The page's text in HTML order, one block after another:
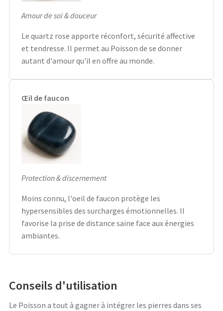
Amour de soi & douceur
Le quartz rose apporte réconfort, sécurité affective
et tendresse. Il permet au Poisson de se donner
autant d'amour qu'il en offre au monde.
Œil de faucon
Protection & discernement
Moins connu, l'oeil de faucon protège les
hypersensibles des surcharges émotionnelles. Il
favorise la prise de distance saine face aux énergies
ambiantes.
Conseils d'utilisation
Le Poisson a tout à gagner à intégrer les pierres dans ses